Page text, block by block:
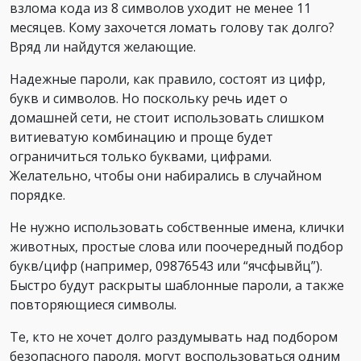
взлома кода из 8 символов уходит не менее 11
месяцев. Кому захочется ломать голову так долго?
Вряд ли найдутся желающие.
Надежные пароли, как правило, состоят из цифр,
букв и символов. Но поскольку речь идет о
домашней сети, не стоит использовать слишком
витиеватую комбинацию и проще будет
ограничиться только буквами, цифрами.
Желательно, чтобы они набирались в случайном
порядке.
Не нужно использовать собственные имена, клички
животных, простые слова или поочередный подбор
букв/цифр (например, 09876543 или “ячсфывйц”).
Быстро будут раскрыты шаблонные пароли, а также
повторяющиеся символы.
Те, кто не хочет долго раздумывать над подбором
безопасного пароля, могут воспользоваться одним